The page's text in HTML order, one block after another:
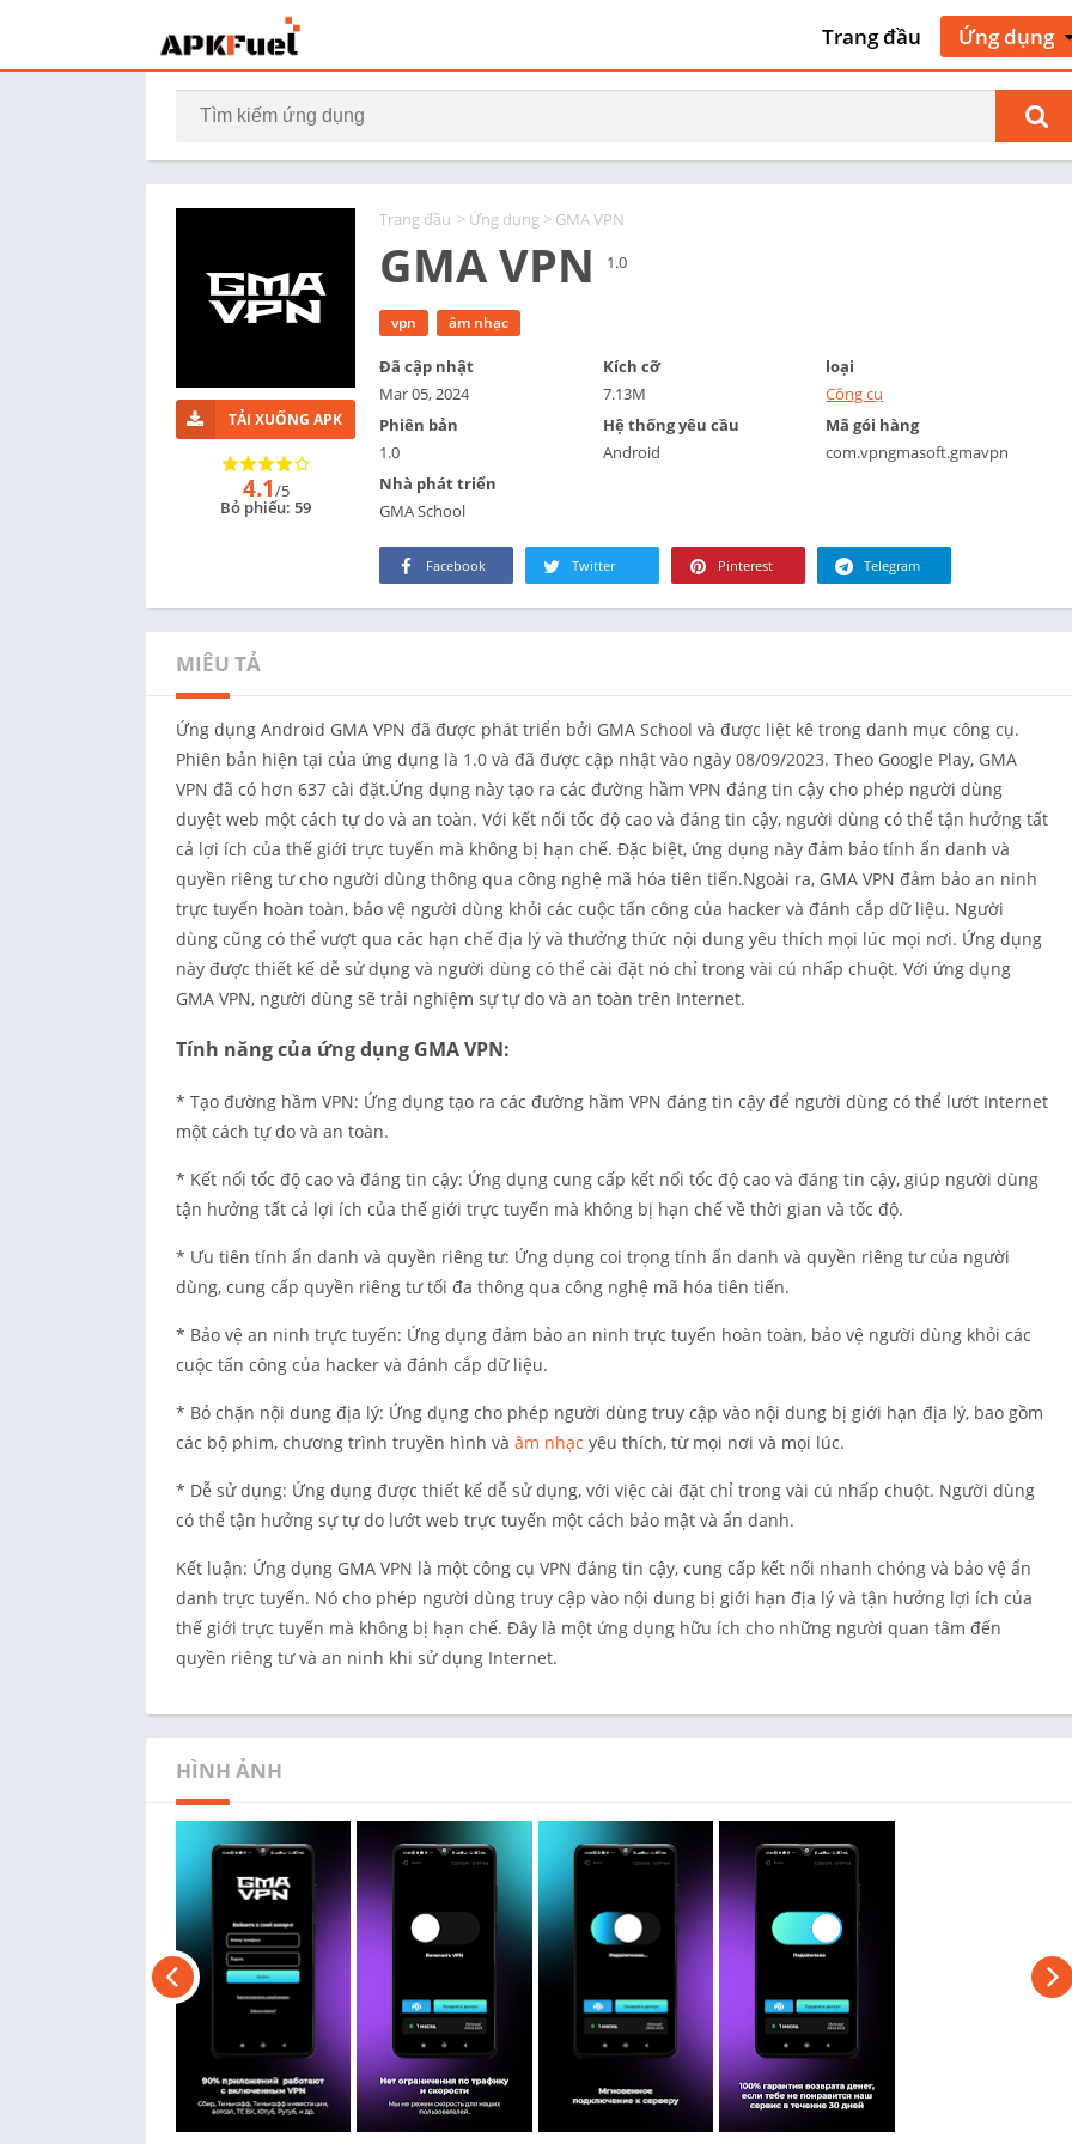
Trang đầu
Ứng dụng
Nghệ
kế
Giao
cộ
Làm đẹp
Giải trí
Sức khỏe &
Thư viện &
Phong cách
Bản đồ &
hướng
Y học
Âm nhạc &
thanh
Lựa chọn
người biên
Cá nhân hóa
Mua sắm
Thể thao
Sổ tay du
Trình phát
Trang đầu > Ứng dụng > GMA VPN
GMA VPN 1.0
vpn âm nhạc
TẢI XUỐNG APK
4.1/5
Bỏ phiếu: 59
Đã cập nhật
Mar 05, 2024
Kích cỡ
7.13M
loại
Công cụ
Phiên bản
1.0
Hệ thống yêu cầu
Android
Mã gói hàng
com.vpngmasoft.gmavpn
Nhà phát triển
GMA School
Facebook Twitter Pinterest Telegram
MIÊU TẢ
Ứng dụng Android GMA VPN đã được phát triển bởi GMA School và được liệt kê trong danh mục công cụ.
Phiên bản hiện tại của ứng dụng là 1.0 và đã được cập nhật vào ngày 08/09/2023. Theo Google Play, GMA
VPN đã có hơn 637 cài đặt.Ứng dụng này tạo ra các đường hầm VPN đáng tin cậy cho phép người dùng
duyệt web một cách tự do và an toàn. Với kết nối tốc độ cao và đáng tin cậy, người dùng có thể tận hưởng tất
cả lợi ích của thế giới trực tuyến mà không bị hạn chế. Đặc biệt, ứng dụng này đảm bảo tính ẩn danh và
quyền riêng tư cho người dùng thông qua công nghệ mã hóa tiên tiến.Ngoài ra, GMA VPN đảm bảo an ninh
trực tuyến hoàn toàn, bảo vệ người dùng khỏi các cuộc tấn công của hacker và đánh cắp dữ liệu. Người
dùng cũng có thể vượt qua các hạn chế địa lý và thưởng thức nội dung yêu thích mọi lúc mọi nơi. Ứng dụng
này được thiết kế dễ sử dụng và người dùng có thể cài đặt nó chỉ trong vài cú nhấp chuột. Với ứng dụng
GMA VPN, người dùng sẽ trải nghiệm sự tự do và an toàn trên Internet.
Tính năng của ứng dụng GMA VPN:
* Tạo đường hầm VPN: Ứng dụng tạo ra các đường hầm VPN đáng tin cậy để người dùng có thể lướt Internet
một cách tự do và an toàn.
* Kết nối tốc độ cao và đáng tin cậy: Ứng dụng cung cấp kết nối tốc độ cao và đáng tin cậy, giúp người dùng
tận hưởng tất cả lợi ích của thế giới trực tuyến mà không bị hạn chế về thời gian và tốc độ.
* Ưu tiên tính ẩn danh và quyền riêng tư: Ứng dụng coi trọng tính ẩn danh và quyền riêng tư của người
dùng, cung cấp quyền riêng tư tối đa thông qua công nghệ mã hóa tiên tiến.
* Bảo vệ an ninh trực tuyến: Ứng dụng đảm bảo an ninh trực tuyến hoàn toàn, bảo vệ người dùng khỏi các
cuộc tấn công của hacker và đánh cắp dữ liệu.
* Bỏ chặn nội dung địa lý: Ứng dụng cho phép người dùng truy cập vào nội dung bị giới hạn địa lý, bao gồm
các bộ phim, chương trình truyền hình và âm nhạc yêu thích, từ mọi nơi và mọi lúc.
* Dễ sử dụng: Ứng dụng được thiết kế dễ sử dụng, với việc cài đặt chỉ trong vài cú nhấp chuột. Người dùng
có thể tận hưởng sự tự do lướt web trực tuyến một cách bảo mật và ẩn danh.
Kết luận: Ứng dụng GMA VPN là một công cụ VPN đáng tin cậy, cung cấp kết nối nhanh chóng và bảo vệ ẩn
danh trực tuyến. Nó cho phép người dùng truy cập vào nội dung bị giới hạn địa lý và tận hưởng lợi ích của
thế giới trực tuyến mà không bị hạn chế. Đây là một ứng dụng hữu ích cho những người quan tâm đến
quyền riêng tư và an ninh khi sử dụng Internet.
HÌNH ẢNH